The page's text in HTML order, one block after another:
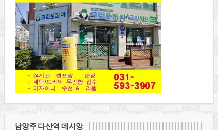
남양주 다산역 데시앙